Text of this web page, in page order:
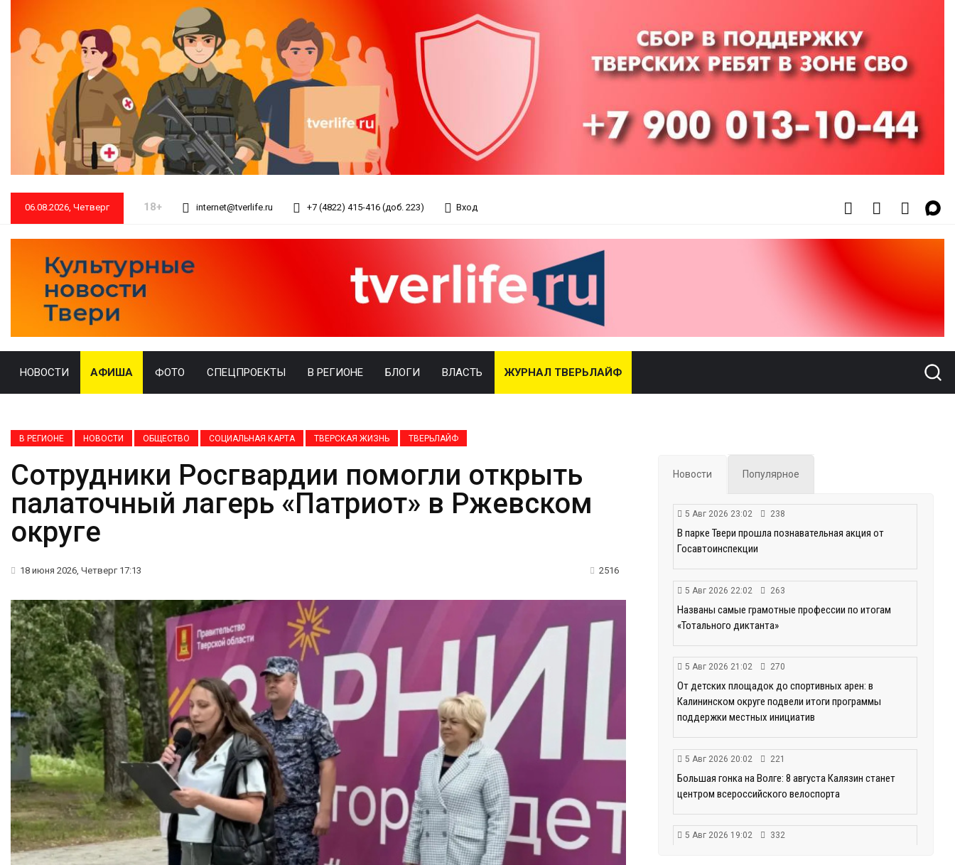
06.08.2026, Четверг 18+ internet@tverlife.ru +7 (4822) 415-416 (доб. 223) Вход
НОВОСТИ АФИША ФОТО СПЕЦПРОЕКТЫ В РЕГИОНЕ БЛОГИ ВЛАСТЬ ЖУРНАЛ ТВЕРЬЛАЙФ
В РЕГИОНЕ НОВОСТИ ОБЩЕСТВО СОЦИАЛЬНАЯ КАРТА ТВЕРСКАЯ ЖИЗНЬ ТВЕРЬЛАЙФ
Сотрудники Росгвардии помогли открыть
палаточный лагерь «Патриот» в Ржевском
округе
18 июня 2026, Четверг 17:13 2516
Новости Популярное
5 Авг 2026 23:02 238
В парке Твери прошла познавательная акция от
Госавтоинспекции
5 Авг 2026 22:02 263
Названы самые грамотные профессии по итогам
«Тотального диктанта»
5 Авг 2026 21:02 270
От детских площадок до спортивных арен: в
Калининском округе подвели итоги программы
поддержки местных инициатив
5 Авг 2026 20:02 221
Большая гонка на Волге: 8 августа Калязин станет
центром всероссийского велоспорта
5 Авг 2026 19:02 332